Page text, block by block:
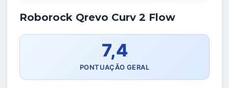
Roborock Qrevo Curv 2 Flow
7,4
PONTUAÇÃO GERAL